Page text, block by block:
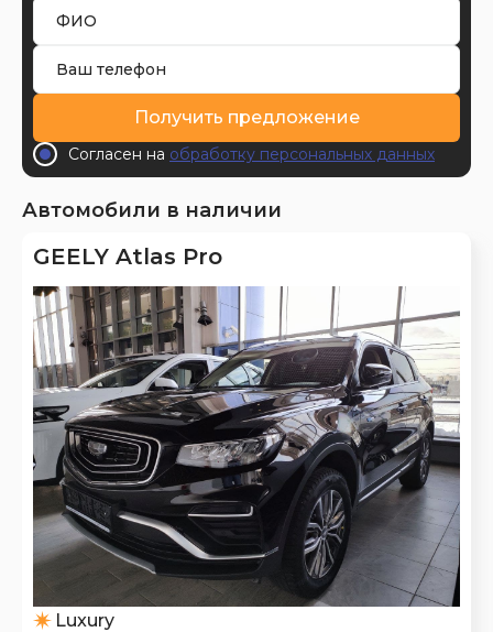
Получить предложение
Согласен на обработку персональных данных
Автомобили в наличии
GEELY Atlas Pro
Luxury